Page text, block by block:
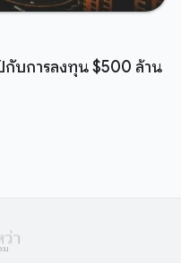
กับการลงทุน $500 ล้าน